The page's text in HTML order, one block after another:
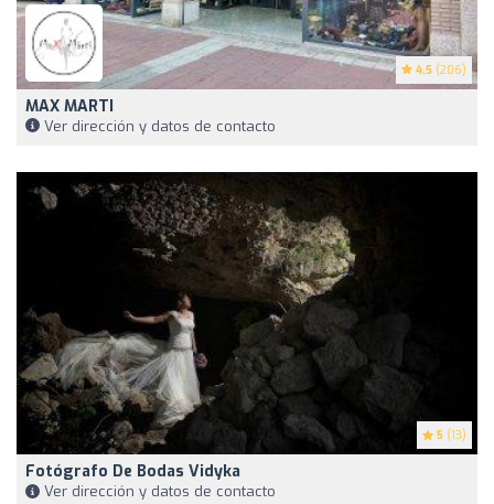
4.5 (206)
MAX MARTI
Ver dirección y datos de contacto
5 (13)
Fotógrafo De Bodas Vidyka
Ver dirección y datos de contacto